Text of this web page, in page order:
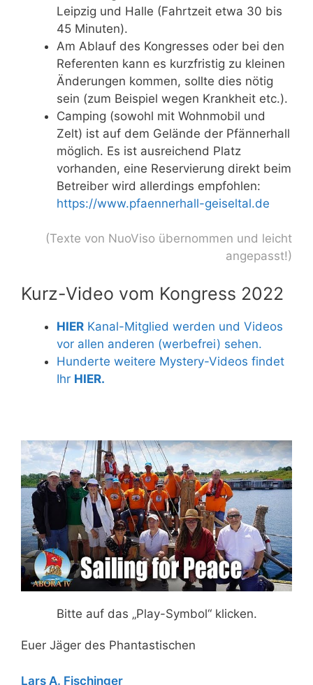
Leipzig und Halle (Fahrtzeit etwa 30 bis
45 Minuten).
Am Ablauf des Kongresses oder bei den
Referenten kann es kurzfristig zu kleinen
Änderungen kommen, sollte dies nötig
sein (zum Beispiel wegen Krankheit etc.).
Camping (sowohl mit Wohnmobil und
Zelt) ist auf dem Gelände der Pfännerhall
möglich. Es ist ausreichend Platz
vorhanden, eine Reservierung direkt beim
Betreiber wird allerdings empfohlen:
https://www.pfaennerhall-geiseltal.de
(Texte von NuoViso übernommen und leicht
angepasst!)
Kurz-Video vom Kongress 2022
HIER Kanal-Mitglied werden und Videos
vor allen anderen (werbefrei) sehen.
Hunderte weitere Mystery-Videos findet
Ihr HIER.
Bitte auf das „Play-Symbol“ klicken.
Euer Jäger des Phantastischen
Lars A. Fischinger